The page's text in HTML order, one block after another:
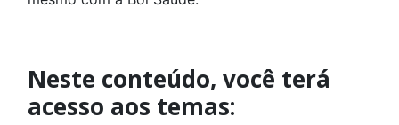
Neste conteúdo, você terá
acesso aos temas: